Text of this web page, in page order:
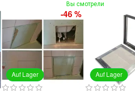
Вы смотрели
Auf Lager
-46 %
Auf Lager